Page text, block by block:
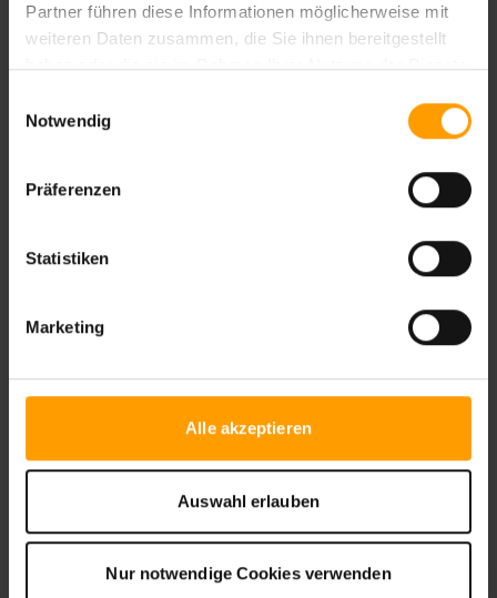
Partner führen diese Informationen möglicherweise mit
weiteren Daten zusammen, die Sie ihnen bereitgestellt
haben oder die sie im Rahmen Ihrer Nutzung der Dienste
Notwendig
Präferenzen
Statistiken
Marketing
Alle akzeptieren
Auswahl erlauben
Nur notwendige Cookies verwenden
Zum Angebot